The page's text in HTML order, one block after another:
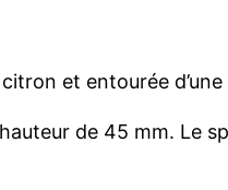
et entourée
de 45 mm. Le